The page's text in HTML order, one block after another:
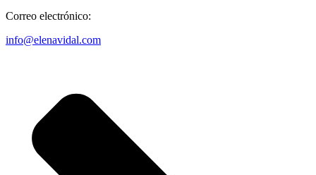
Correo electrónico:
info@elenavidal.com